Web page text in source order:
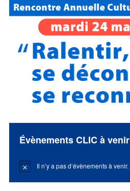
Évènements CLIC à venir
Notice Il n’y a pas d’évènements à venir.